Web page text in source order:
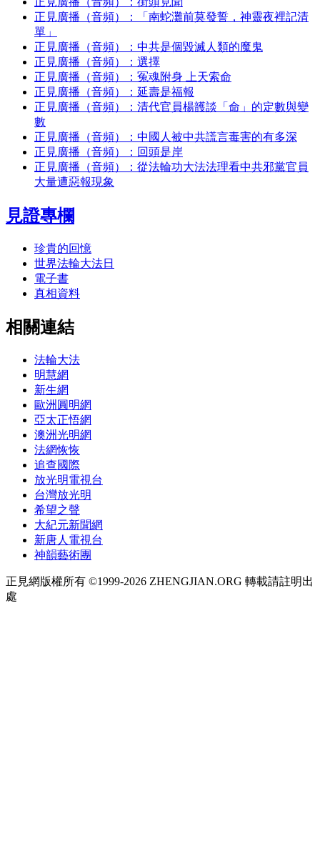
正見廣播（音頻）：「南蛇灘前莫發誓，神靈夜裡記清
單」
正見廣播（音頻）：中共是個毀滅人類的魔鬼
正見廣播（音頻）：選擇
正見廣播（音頻）：冤魂附身 上天索命
正見廣播（音頻）：延壽是福報
正見廣播（音頻）：清代官員楊頀談「命」的定數與變
數
正見廣播（音頻）：中國人被中共謊言毒害的有多深
正見廣播（音頻）：回頭是岸
正見廣播（音頻）：從法輪功大法法理看中共邪黨官員
大量遭惡報現象
見證專欄
珍貴的回憶
世界法輪大法日
電子書
真相資料
相關連結
法輪大法
明慧網
新生網
歐洲圓明網
亞太正悟網
澳洲光明網
法網恢恢
追查國際
放光明電視台
台灣放光明
希望之聲
大紀元新聞網
新唐人電視台
神韻藝術團
正見網版權所有 ©1999-2026 ZHENGJIAN.ORG 轉載請註明出
處